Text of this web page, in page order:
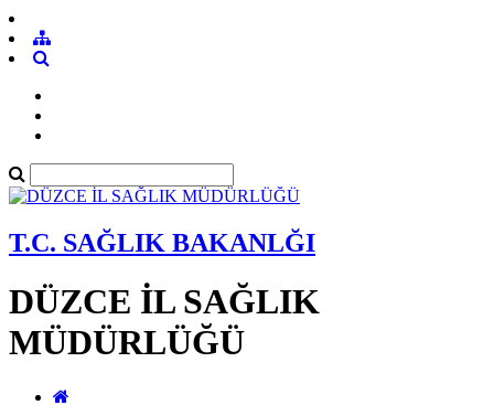
T.C. SAĞLIK BAKANLĞI
DÜZCE İL SAĞLIK
MÜDÜRLÜĞÜ